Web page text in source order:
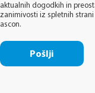
aktualnih dogodkih in
zanimivosti iz spletnih strani
ascon.
Pošlji